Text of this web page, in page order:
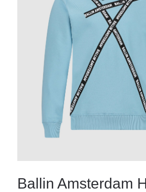
Ballin Amsterdam